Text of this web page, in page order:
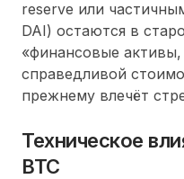
reserve или
DAI) остаются в
финансовые
справедливой
прежнему влечёт
Техническое
BTC